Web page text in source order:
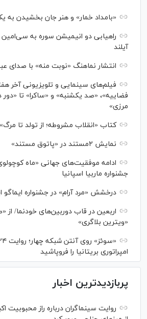
«بامداد خمار» و هنر جان بخشیدن به
راهیابی دو انیمیشن سوره به سی‌امین
آیلند
انتشار نماهنگ «نوبت منه» با صدای
فیلم‌های سینمایی و تلویزیونی آخر
فضاییه»، «صد یکشنبه» و «ساکرا» تا
مرزی»
کتاب «انقلاب مشروطه؛ از تولد تا
نمایش ۲مستند در «پاتوق مستند»
ادامه موفقیت‌های جهانی «ماه
جشنواره ماربیا اسپانیا
درخشش «مرد آرام» در جشنواره ایماگو
اربعین در قاب دوربین‌های خودنما/ از
«ویترین بلاگری»
امپراتوری بریتانیا را فروپاشید
پربازدیدترین اخبار
روایت سینماگران درباره راز محبوبیت